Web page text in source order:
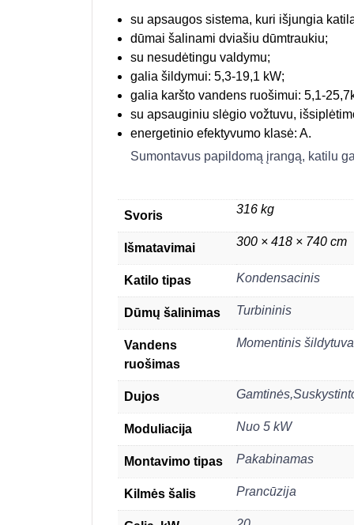
su apsaugos sistema, kuri išjungia
dūmai šalinami dviašiu dūmtraukiu;
su nesudėtingu valdymu;
galia šildymui: 5,3-19,1 kW;
galia karšto vandens ruošimui: 5,1-
su apsauginiu slėgio vožtuvu,
energetinio efektyvumo klasė: A.
Sumontavus papildomą įrangą, katilu
Svoris 316 kg
Išmatavimai 300 × 418 × 740 cm
Katilo tipas Kondensacinis
Dūmų šalinimas Turbininis
Vandens
ruošimas
Momentinis
Dujos
Moduliacija Nuo 5 kW
Montavimo tipas Pakabinamas
Kilmės šalis Prancūzija